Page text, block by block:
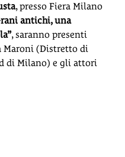
, presso Fiera Milano
antichi, una
, saranno presenti
Maroni (Distretto di
di Milano) e gli attori